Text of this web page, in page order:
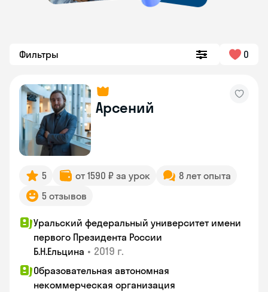
Фильтры 0
Арсений
5 от 1590 ₽ за урок
8 лет опыта
5 отзывов
Уральский федеральный университет имени
первого Президента России
Б.Н.Ельцина • 2019 г.
Образовательная автономная
некоммерческая организация